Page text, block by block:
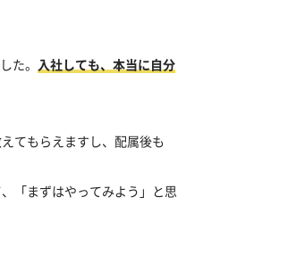
た。 入社しても、本当に自分
てもらえますし、配属後も
「まずはやってみよう」と思